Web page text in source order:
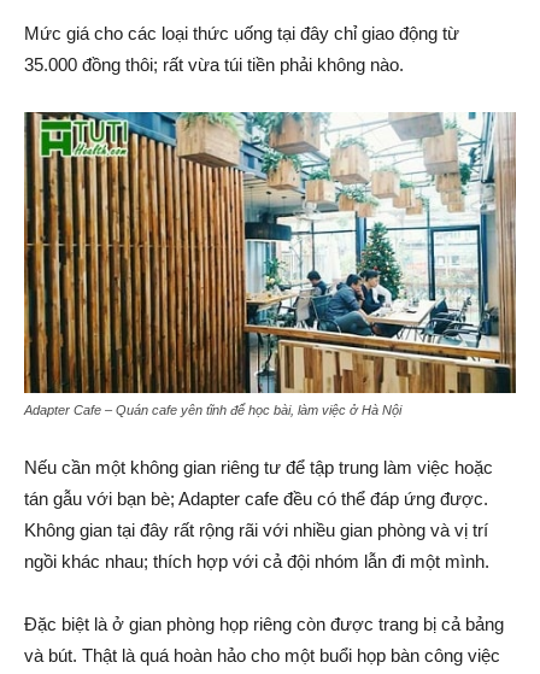
Mức giá cho các loại thức uống tại đây chỉ giao động từ
35.000 đồng thôi; rất vừa túi tiền phải không nào.
Adapter Cafe – Quán cafe yên tĩnh để học bài, làm việc ở Hà Nội
Nếu cần một không gian riêng tư để tập trung làm việc hoặc
tán gẫu với bạn bè; Adapter cafe đều có thể đáp ứng được.
Không gian tại đây rất rộng rãi với nhiều gian phòng và vị trí
ngồi khác nhau; thích hợp với cả đội nhóm lẫn đi một mình.
Đặc biệt là ở gian phòng họp riêng còn được trang bị cả bảng
và bút. Thật là quá hoàn hảo cho một buổi họp bàn công việc